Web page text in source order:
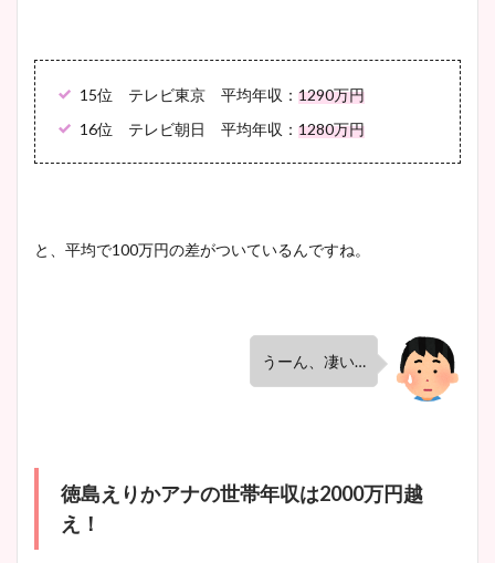
15位 テレビ東京 平均年収： 1290万円
16位 テレビ朝日 平均年収： 1280万円
と、平均で100万円の差がついているんですね。
うーん、凄い…
徳島えりかアナの世帯年収は2000万円越
え！